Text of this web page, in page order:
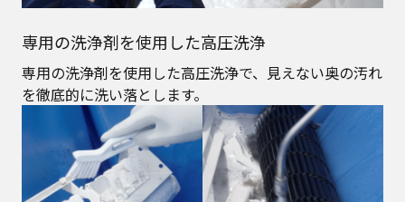
専用の洗浄剤を使用した高圧洗浄
専用の洗浄剤を使用した高圧洗浄で、見えない奥の汚れ
を徹底的に洗い落とします。